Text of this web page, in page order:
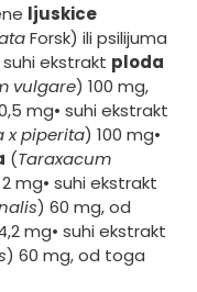
ljuskice
Forsk) ili psilijuma
suhi ekstrakt ploda
vulgare) 100 mg,
mg• suhi ekstrakt
x piperita) 100 mg•
(Taraxacum
mg• suhi ekstrakt
) 60 mg, od
mg• suhi ekstrakt
) 60 mg, od toga